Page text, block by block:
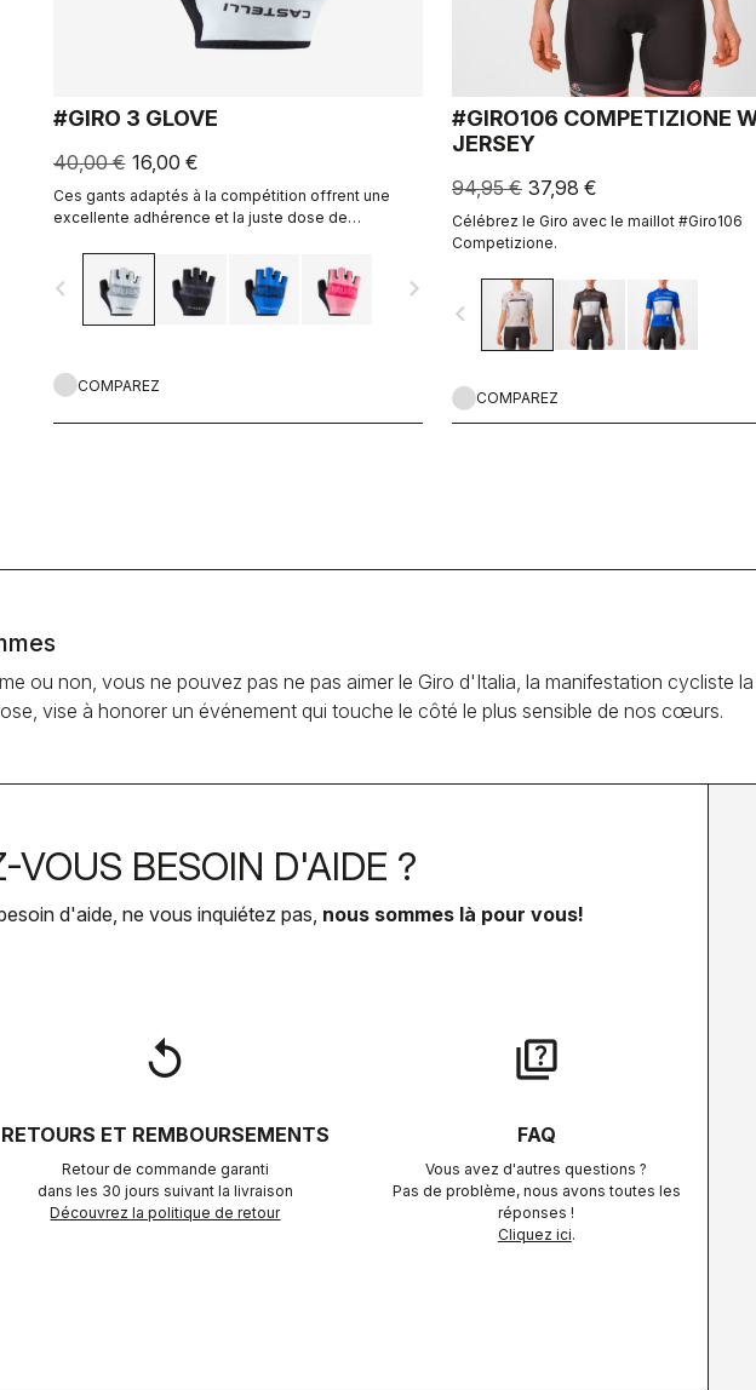
#GIRO 3 GLOVE
40,00 € 16,00 €
Ces gants adaptés à la compétition offrent une
excellente adhérence et la juste dose de
navigate_before navigate_next
COMPAREZ
#GIRO106 COMPETIZIONE
JERSEY
94,95 € 37,98 €
Célébrez le Giro avec le maillot #Giro106
Competizione.
navigate_before
COMPAREZ
ou non, vous ne pouvez pas ne pas aimer le Giro d'Italia, la manifestation cycliste
vise à honorer un événement qui touche le côté le plus sensible de nos cœurs.
VOUS BESOIN D'AIDE ?
d'aide, ne vous inquiétez pas, nous sommes là pour vous!
replay
RETOURS ET REMBOURSEMENTS
Retour de commande garanti
dans les 30 jours suivant la livraison
Découvrez la politique de retour
quiz
FAQ
Vous avez d'autres questions ?
Pas de problème, nous avons toutes les
réponses !
Cliquez ici.